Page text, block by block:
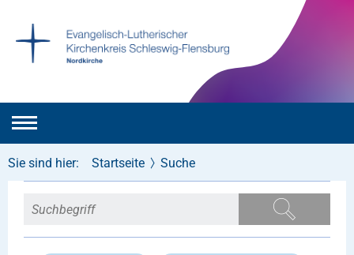
Sie sind hier: Startseite Suche